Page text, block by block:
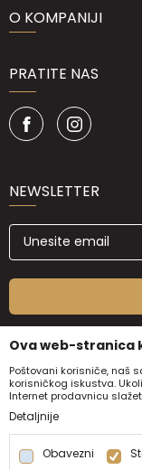
O KOMPANIJI
PRATITE NAS
NEWSLETTER
Ova web-stranica
Poštovani korisniče, naš
korisničkog iskustva.
Internet prodavnicu
Detaljnije
Obavezni